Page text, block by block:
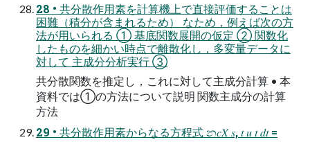
28 • 共分散作用素を計算機上で直接評価することは
困難（積分が含まれるため） なため，例えば次の方
法が用いられる ① 基底関数展開の仮定 ② 関数化
したものを細かい時点で離散化し，多変量データに
対して 主成分分析実行 ③
共分散関数を推定し，これに対して主成分計算 • 本
資料では①の方法について説明 関数主成分の計算
方法
29 • 共分散作用素からなる方程式 න𝑐𝑋 𝑠, 𝑡 𝑢 𝑡 𝑑𝑡 =